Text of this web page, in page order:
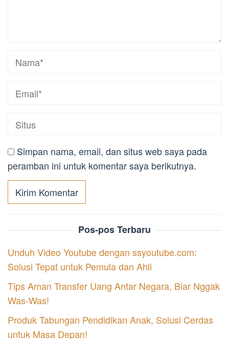
Simpan nama, email, dan situs web saya pada
peramban ini untuk komentar saya berikutnya.
Pos-pos Terbaru
Unduh Video Youtube dengan ssyoutube.com:
Solusi Tepat untuk Pemula dan Ahli
Tips Aman Transfer Uang Antar Negara, Biar Nggak
Was-Was!
Produk Tabungan Pendidikan Anak, Solusi Cerdas
untuk Masa Depan!